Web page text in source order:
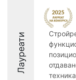
Лауреати